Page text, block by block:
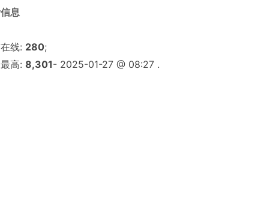
息
线: 280;
高: 8,301- 2025-01-27 @ 08:27 .